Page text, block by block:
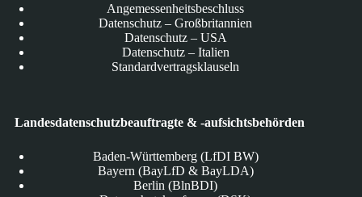
Angemessenheitsbeschluss
Datenschutz – Großbritannien
Datenschutz – USA
Datenschutz – Italien
Standardvertragsklauseln
Landesdatenschutzbeauftragte & -aufsichtsbehörden
Baden-Württemberg (LfDI BW)
Bayern (BayLfD & BayLDA)
Berlin (BlnBDI)